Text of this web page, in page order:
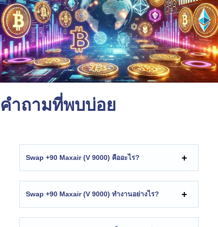
คำถามที่พบบ่อย
Swap +90 Maxair (V 9000) คืออะไร?
Swap +90 Maxair (V 9000) ทำงานอย่างไร?